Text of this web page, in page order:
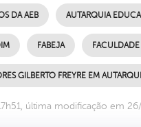
DA AEB AUTARQUIA
FABEJA
GILBERTO FREYRE EM
última modificação em